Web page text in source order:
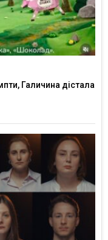
Галичина дістала